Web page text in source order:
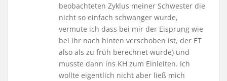
beobachteten Zyklus meiner Schwester die
nicht so einfach schwanger wurde,
vermute ich dass bei mir der Eisprung wie
bei ihr nach hinten verschoben ist, der ET
also als zu früh berechnet wurde) und
musste dann ins KH zum Einleiten. Ich
wollte eigentlich nicht aber ließ mich